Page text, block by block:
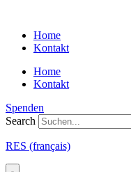
contentHome
Kontakt
Home
Kontakt
Spenden
Search
RES (français)